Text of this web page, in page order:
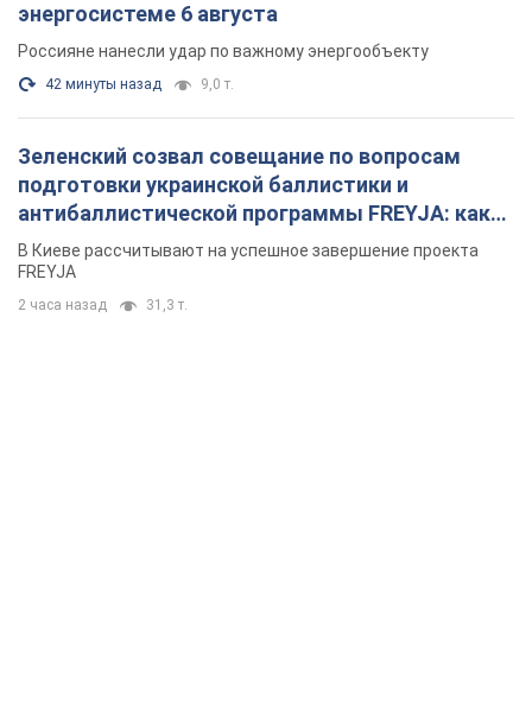
энергосистеме 6 августа
Россияне нанесли удар по важному энергообъекту
42 минуты назад 9,0 т.
Зеленский созвал совещание по вопросам
подготовки украинской баллистики и
антибаллистической программы FREYJA: какие
решения готовятся
В Киеве рассчитывают на успешное завершение проекта
FREYJA
2 часа назад 31,3 т.